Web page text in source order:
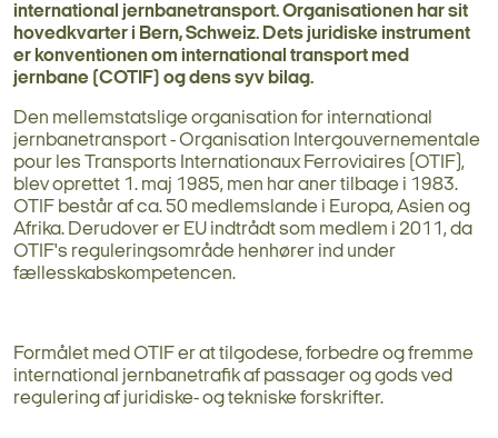
international jernbanetransport. Organisationen har sit
hovedkvarter i Bern, Schweiz. Dets juridiske instrument
er konventionen om international transport med
jernbane (COTIF) og dens syv bilag.
Den mellemstatslige organisation for international
jernbanetransport - Organisation Intergouvernementale
pour les Transports Internationaux Ferroviaires (OTIF),
blev oprettet 1. maj 1985, men har aner tilbage i 1983.
OTIF består af ca. 50 medlemslande i Europa, Asien og
Afrika. Derudover er EU indtrådt som medlem i 2011, da
OTIF's reguleringsområde henhører ind under
fællesskabskompetencen.
Formålet med OTIF er at tilgodese, forbedre og fremme
international jernbanetrafik af passager og gods ved
regulering af juridiske- og tekniske forskrifter.